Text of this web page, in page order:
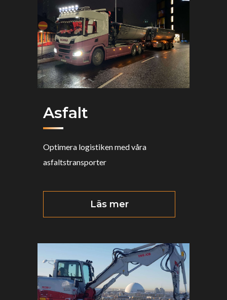
Asfalt
Optimera logistiken med våra
asfaltstransporter
Läs mer